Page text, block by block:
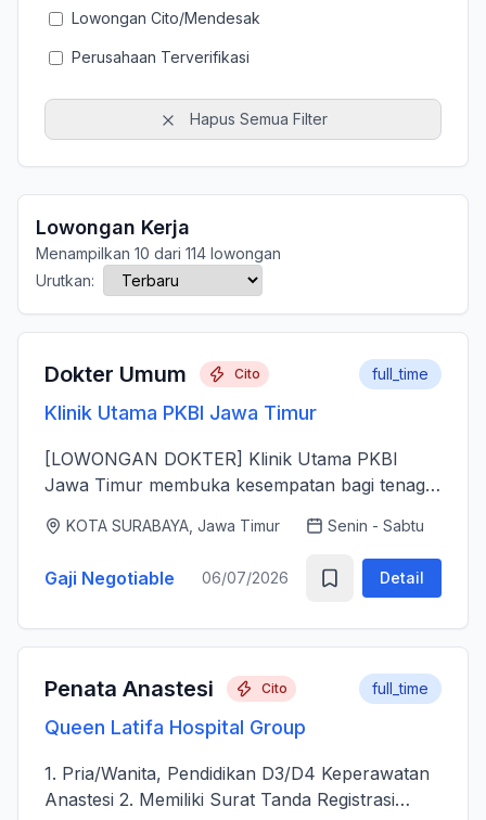
Lowongan Cito/Mendesak
Perusahaan Terverifikasi
Hapus Semua Filter
Lowongan Kerja
Menampilkan 10 dari 114 lowongan
Urutkan:
Dokter Umum Cito
Klinik Utama PKBI Jawa Timur
full_time
[LOWONGAN DOKTER] Klinik Utama PKBI
Jawa Timur membuka kesempatan bagi tenaga
memberikan layanan kesehatan bagi
masyarakat. Kami mencari dokter yang memiliki
k...
KOTA SURABAYA, Jawa Timur Senin - Sabtu
Gaji Negotiable 06/07/2026 Detail
Penata Anastesi Cito
Queen Latifa Hospital Group
full_time
1. Pria/Wanita, Pendidikan D3/D4 Keperawatan
Anastesi 2. Memiliki Surat Tanda Registrasi